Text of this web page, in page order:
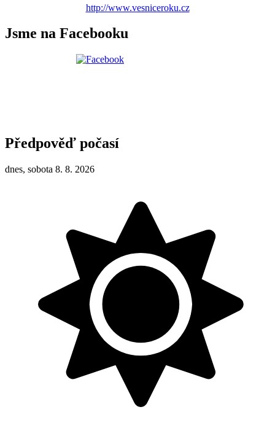
http://www.vesniceroku.cz
Jsme na Facebooku
Předpověď počasí
dnes, sobota 8. 8. 2026